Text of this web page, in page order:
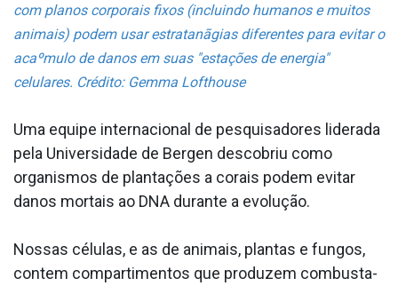
com planos corporais fixos (incluindo humanos e muitos
animais) podem usar estratanãgias diferentes para evitar o
acaºmulo de danos em suas "estações de energia"
celulares. Crédito: Gemma Lofthouse
Uma equipe internacional de pesquisadores liderada
pela Universidade de Bergen descobriu como
organismos de plantações a corais podem evitar
danos mortais ao DNA durante a evolução.
Nossas células, e as de animais, plantas e fungos,
contem compartimentos que produzem combusta­